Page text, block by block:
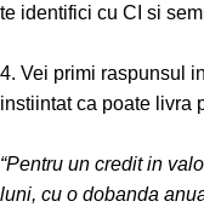
te identifici cu CI si
4. Vei primi raspunsul
instiintat ca poate livra
“Pentru un credit in
luni, cu o dobanda